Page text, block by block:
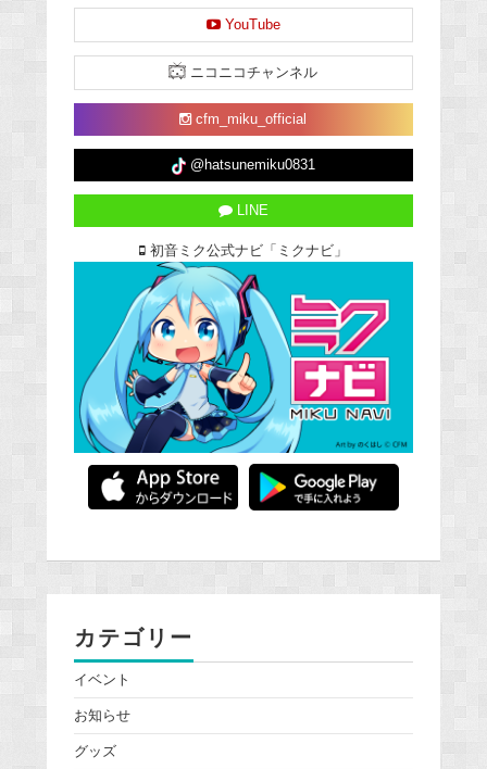
YouTube
ニコニコチャンネル
cfm_miku_official
@hatsunemiku0831
LINE
初音ミク公式ナビ「ミクナビ」
カテゴリー
イベント
お知らせ
グッズ